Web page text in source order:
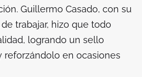
Guillermo Casado, con su
trabajar, hizo que todo
logrando un sello
reforzándolo en ocasiones